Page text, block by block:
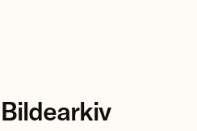
Bildearkiv